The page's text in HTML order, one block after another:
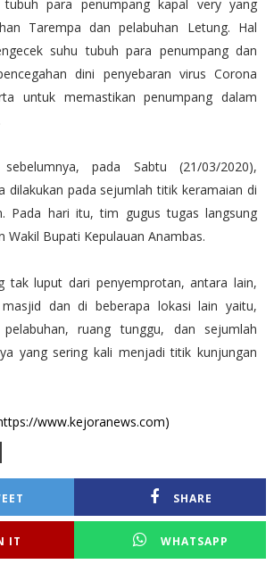
tubuh para penumpang kapal very yang
Tarempa dan pelabuhan Letung. Hal
suhu tubuh para penumpang dan
dini penyebaran virus Corona
untuk memastikan penumpang dalam
pada Sabtu (21/03/2020),
dilakukan pada sejumlah titik keramaian di
Pada hari itu, tim gugus tugas langsung
Wakil Bupati Kepulauan Anambas.
tak luput dari penyemprotan, antara lain,
dan di beberapa lokasi lain yaitu,
ruang tunggu, dan sejumlah
yang sering kali menjadi titik kunjungan
www.kejoranews.com)
SHARE
IT WHATSAPP